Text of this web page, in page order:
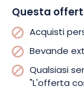
Questa
Acquisti
Bevande
Qualsiasi
"L'offerta